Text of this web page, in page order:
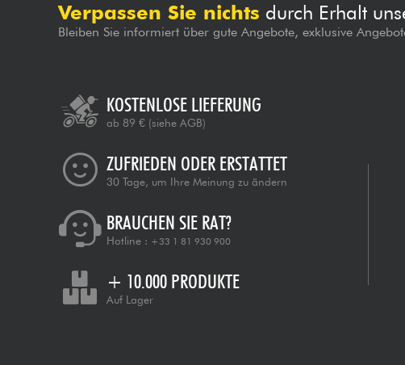
Verpassen Sie nichts durch Erhalt
Bleiben Sie informiert über gute Angebote, exklusive
KOSTENLOSE LIEFERUNG
ab 89 € (siehe AGB)
ZUFRIEDEN ODER ERSTATTET
30 Tage, um Ihre Meinung zu ändern
BRAUCHEN SIE RAT?
Hotline : +33 1 81 930 900
+ 10.000 PRODUKTE
Auf Lager